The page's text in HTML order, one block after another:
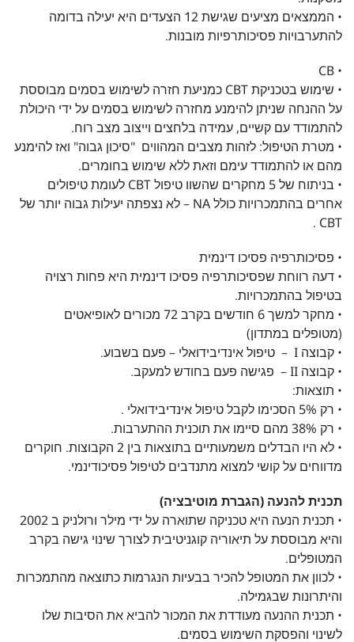
• הממצאים מציעים שגישת 12 הצעדים היא יעילה בדומה
להתערבויות פסיכותרפיות מובנות.
• CB
• שימוש בטכניקת CBT כמניעת חזרה לשימוש בסמים מבוססת
על ההנחה שניתן להימנע מחזרה לשימוש בסמים על ידי היכולת
להתמודד עם קשיים, עמידה בלחצים וייצוב מצב רוח.
• מטרת הטיפול: לזהות מצבים המהווים "סיכון גבוה" ואז להימנע
מהם או להתמודד עימם וזאת ללא שימוש בחומרים.
• בניתוח של 5 מחקרים שהשוו טיפול CBT לעומת טיפולים
אחרים בהתמכרויות כולל NA – לא נצפתה יעילות גבוה יותר של
CBT .
• פסיכותרפיה פסיכו דינמית
• דעה רווחת שפסיכותרפיה פסיכו דינמית היא פחות רצויה
בטיפול בהתמכרויות.
• מחקר למשך 6 חודשים בקרב 72 מכורים לאופיאטים
(מטופלים במתדון)
• קבוצה I – טיפול אינדיבידואלי – פעם בשבוע.
• קבוצה II – פגישה פעם בחודש למעקב.
• תוצאות:
• רק 5% הסכימו לקבל טיפול אינדיבידואלי .
• רק 38% מהם סיימו את תוכנית ההתערבות.
• לא היו הבדלים משמעותיים בתוצאות בין 2 הקבוצות. חוקרים
מדווחים על קושי למצוא מתנדבים לטיפול פסיכודינמי.
תכנית להנעה (הגברת מוטיבציה)
• תכנית הנעה היא טכניקה שתוארה על ידי מילר ורולניק ב 2002
והיא מבוססת על תיאוריה קוגניטיבית לצורך שינוי גישה בקרב
המטופלים.
• לכוון את המטופל להכיר בבעיות הנגרמות כתוצאה מהתמכרות
והיתרונות שבגמילה.
• תכנית ההנעה מעודדת את המכור להביא את הסיבות שלו
לשינוי והפסקת השימוש בסמים.